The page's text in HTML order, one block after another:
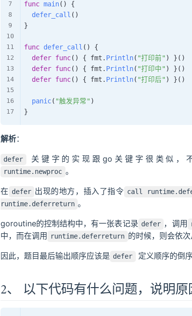
func main( )
{
defer_call ( )
}
func defer_call ( )
{
defer func( ) { fmt . Println( "打印前" ) } ( )
defer func( ) { fmt . Println( "打印中" ) } ( )
defer func( ) { fmt . Println( "打印后" ) } ( )
panic( "触发异常" )
}
解析：
defer 关键字的实现跟go关键字很类似，
runtime.newproc 。
在 defer 出现的地方，插入了指令 call
runtime.deferreturn 。
goroutine的控制结构中，有一张表记录 defer ，调用
中，而在调用
runtime.deferreturn 的时候，则会依
因此，题目最后输出顺序应该是 defer 定义顺序的倒序
2、 以下代码有什么问题，说明原